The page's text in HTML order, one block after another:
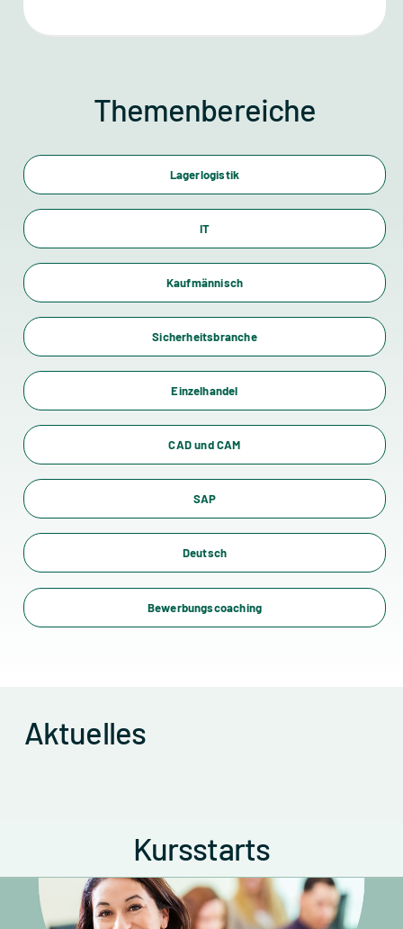
Themenbereiche
Lagerlogistik
IT
Kaufmännisch
Sicherheitsbranche
Einzelhandel
CAD und CAM
SAP
Deutsch
Bewerbungscoaching
Aktuelles
Kursstarts